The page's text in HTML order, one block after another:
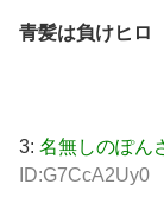
青髪は負けヒロ
3: 名無しのぽん
ID:G7CcA2Uy0